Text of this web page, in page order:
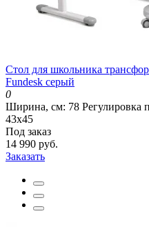
Стол для школьника
Fundesk серый
0
Ширина, см: 78 Регулировка
43х45
Под заказ
14 990 руб.
Заказать